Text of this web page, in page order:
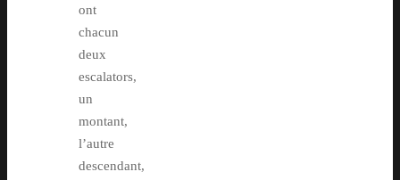
ont
chacun
deux
escalators,
un
montant,
l’autre
descendant,